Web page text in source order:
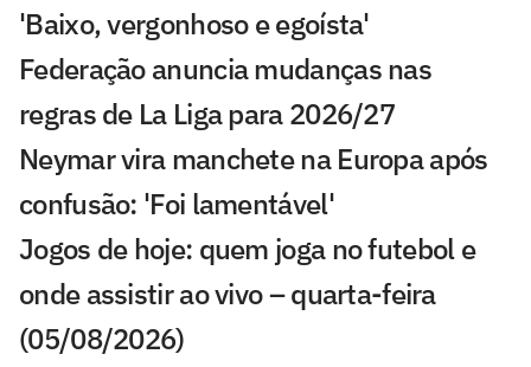
'Baixo, vergonhoso e egoísta'
Federação anuncia mudanças nas
regras de La Liga para 2026/27
Neymar vira manchete na Europa após
confusão: 'Foi lamentável'
Jogos de hoje: quem joga no futebol e
onde assistir ao vivo – quarta-feira
(05/08/2026)